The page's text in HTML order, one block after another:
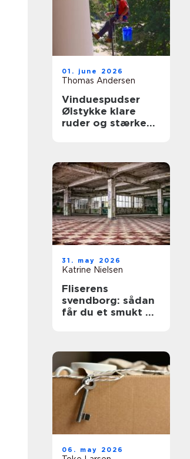
01. june 2026
Thomas Andersen
Vinduespudser
Ølstykke klare
ruder og stærke
31. may 2026
Katrine Nielsen
Fliserens
svendborg: sådan
får du et smukt og
06. may 2026